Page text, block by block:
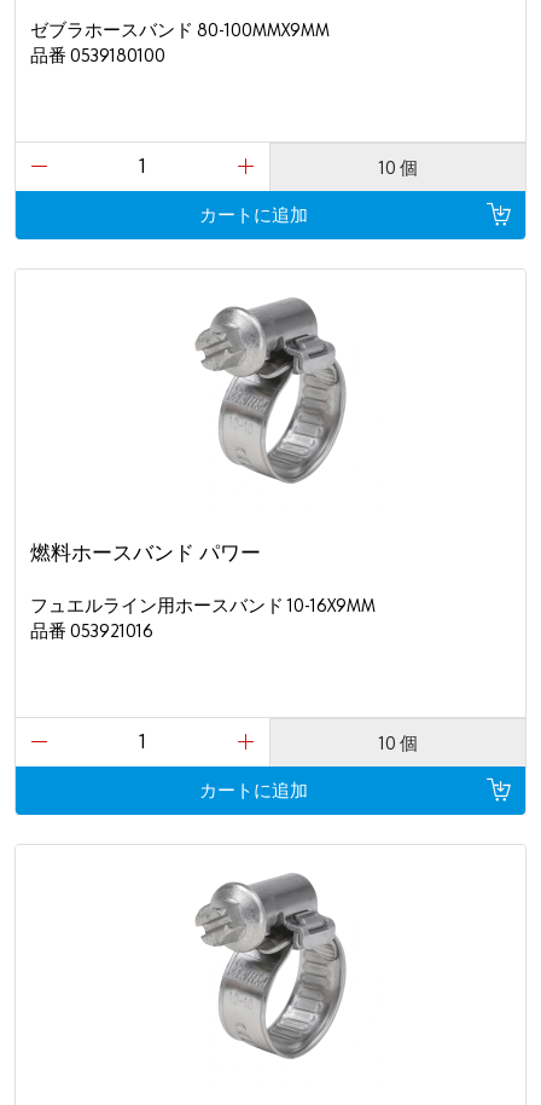
ゼブラホースバンド 80-100MMX9MM
品番 0539180100
10 個
カートに追加
燃料ホースバンド パワー
フュエルライン用ホースバンド 10-16X9MM
品番 053921016
10 個
カートに追加